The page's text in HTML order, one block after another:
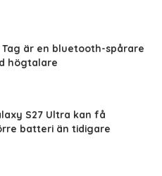
Tag är en bluetooth-spårare
högtalare
S27 Ultra kan få
batteri än tidigare